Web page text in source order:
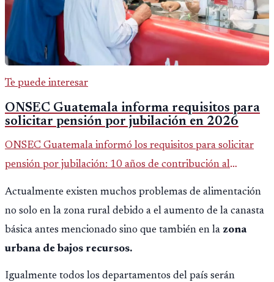
Te puede interesar
ONSEC Guatemala informa requisitos para
solicitar pensión por jubilación en 2026
ONSEC Guatemala informó los requisitos para solicitar
pensión por jubilación: 10 años de contribución al
Actualmente existen muchos problemas de alimentación
no solo en la zona rural debido a el aumento de la canasta
básica antes mencionado sino que también en la zona
urbana de bajos recursos.
Igualmente todos los departamentos del país serán